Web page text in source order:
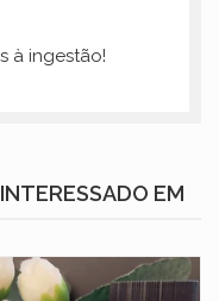
à ingestão!
EM